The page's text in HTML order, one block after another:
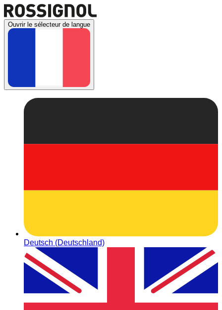
Ouvrir le sélecteur de langue
Deutsch (Deutschland)